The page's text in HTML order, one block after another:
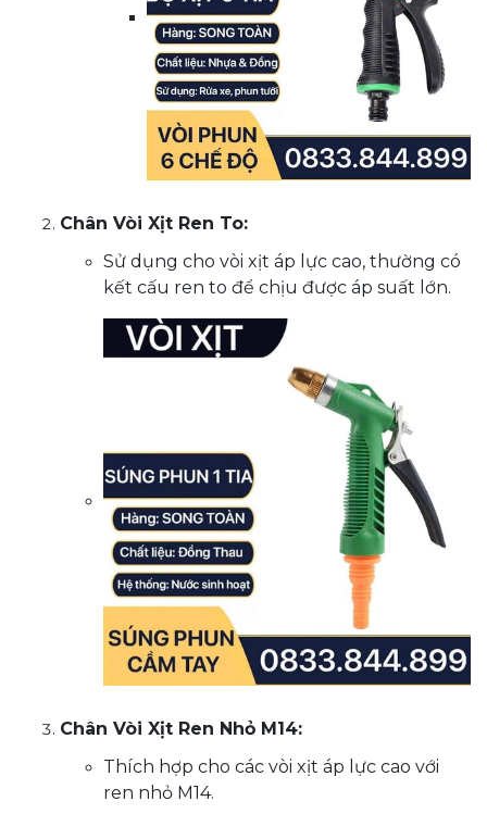
Chân Vòi Xịt Ren To:
Sử dụng cho vòi xịt áp lực cao, thường có
kết cấu ren to để chịu được áp suất lớn.
Chân Vòi Xịt Ren Nhỏ M14:
Thích hợp cho các vòi xịt áp lực cao với
ren nhỏ M14.